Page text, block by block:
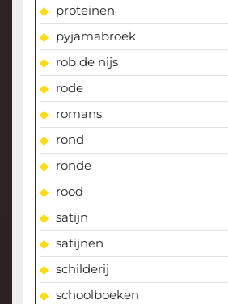
proteinen
pyjamabroek
rob de nijs
rode
romans
rond
ronde
rood
satijn
satijnen
schilderij
schoolboeken